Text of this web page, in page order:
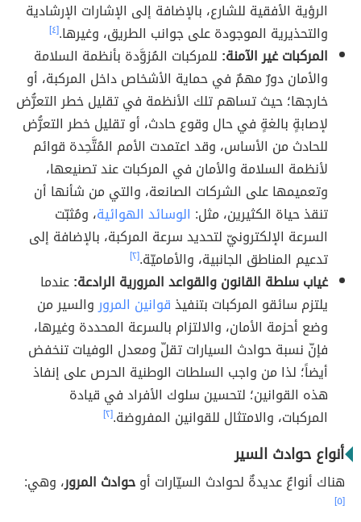
الرؤية الأفقية للشارع، بالإضافة إلى الإشارات الإرشادية
والتحذيرية الموجودة على جوانب الطريق، وغيرها.[٤]
المركبات غير الآمنة: للمركبات المُزوَّدة بأنظمة السلامة
والأمان دورٌ مهمٌ في حماية الأشخاص داخل المركبة، أو
خارجها؛ حيث تساهم تلك الأنظمة في تقليل خطر التعرُّض
لإصابةٍ بالغةٍ في حال وقوع حادث، أو تقليل خطر التعرُّض
للحادث من الأساس، وقد اعتمدت الأمم المُتَّحِدة قوائم
لأنظمة السلامة والأمان في المركبات عند تصنيعها،
وتعميمها على الشركات الصانعة، والتي من شأنها أن
تنقذ حياة الكثيرين، مثل: الوسائد الهوائية، ومُثبّت
السرعة الإلكترونيّ لتحديد سرعة المركبة، بالإضافة إلى
تدعيم المناطق الجانبية، والأماميّة.[٢]
غياب سلطة القانون والقواعد المرورية الرادعة:عندما
يلتزم سائقو المركبات بتنفيذقوانين المروروالسير من
وضع أحزمة الأمان، والالتزام بالسرعة المحددة وغيرها،
فإنّ نسبة حوادث السيارات تقلّ ومعدل الوفيات تنخفض
أيضاً؛ لذا من واجب السلطات الوطنية الحرص على إنفاذ
هذه القوانين؛ لتحسين سلوك الأفراد في قيادة
المركبات، والامتثال للقوانين المفروضة.[٢]
أنواع حوادث السير
هناك أنواعٌ عديدةٌ لحوادث السيّارات أوحوادث المرور، وهي:
[٥]